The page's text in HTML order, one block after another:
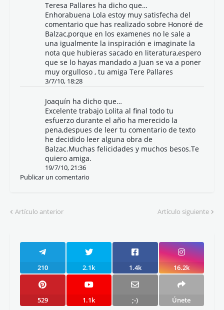
Teresa Pallares ha dicho que…
Enhorabuena Lola estoy muy satisfecha del
comentario que has realizado sobre Honoré de
Balzac,porque en los examenes no le sale a
una igualmente la inspiración e imaginate la
nota que hubieras sacado en literatura,espero
que se lo hayas mandado a Juan se va a poner
muy orgulloso , tu amiga Tere Pallares
3/7/10, 18:28
Joaquín ha dicho que…
Excelente trabajo Lolita al final todo tu
esfuerzo durante el año ha merecido la
pena,despues de leer tu comentario de texto
he decidido leer alguna obra de
Balzac.Muchas felicidades y muchos besos.Te
quiero amiga.
19/7/10, 21:36
Publicar un comentario
Artículo anterior Artículo siguiente
210 2.1k 1.4k 16.2k
529 1.1k ;-) Únete